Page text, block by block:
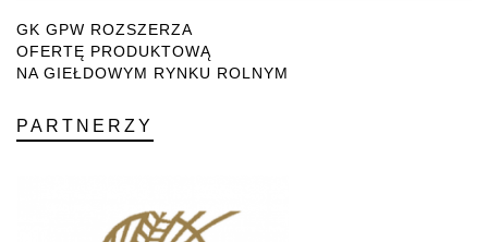
GK GPW ROZSZERZA
OFERTĘ PRODUKTOWĄ
NA GIEŁDOWYM RYNKU ROLNYM
PARTNERZY